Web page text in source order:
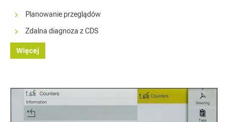
Planowanie przeglądów
Zdalna diagnoza z CDS
Więcej